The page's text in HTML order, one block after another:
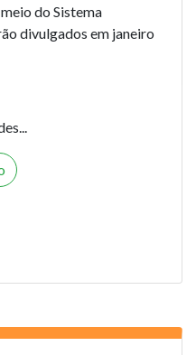
do Sistema
divulgados em janeiro